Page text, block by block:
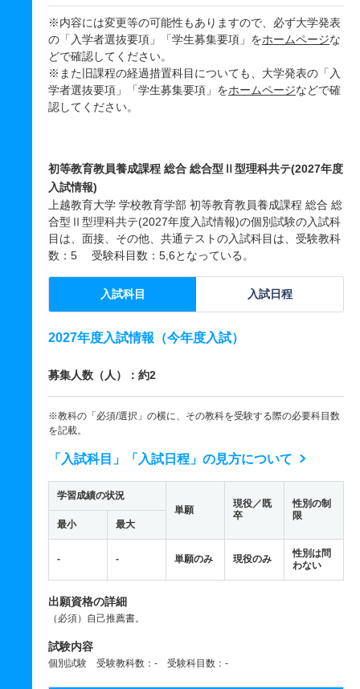
※内容には変更等の可能性もありますので、必ず大学発表
の「入学者選抜要項」「学生募集要項」をホームページな
どで確認してください。
※また旧課程の経過措置科目についても、大学発表の「入
学者選抜要項」「学生募集要項」をホームページなどで確
認してください。
初等教育教員養成課程 総合 総合型Ⅱ型理科共テ(2027年度
入試情報)
上越教育大学 学校教育学部 初等教育教員養成課程 総合 総
合型Ⅱ型理科共テ(2027年度入試情報)の個別試験の入試科
目は、面接、その他、共通テストの入試科目は、受験教科
数：5 受験科目数：5,6となっている。
入試科目 入試日程
2027年度入試情報（今年度入試）
募集人数（人）：約2
※教科の「必須/選択」の横に、その教科を受験する際の必要科目数
を記載。
「入試科目」「入試日程」の見方について
学習成績の状況
単願
現役／既
卒
性別の制
限
最小 最大
- - 単願のみ 現役のみ
性別は問
わない
出願資格の詳細
（必須）自己推薦書。
試験内容
個別試験 受験教科数：- 受験科目数：-